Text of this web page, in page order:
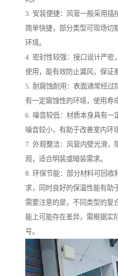
3. 安装便捷：风管一般采用插
简单快捷，部分类型可现场切
环境。
4. 密封性较强：接口设计严密
使用，能有效防止漏风，保证
5. 耐腐蚀耐用：表面通常经过
有一定腐蚀性的环境，使用寿
6. 噪音较低：材质本身具有一
噪音较小，有助于改善室内环
7. 外观整洁：风管内壁光滑，
观，适合明装或暗装需求。
8. 环保节能：部分材料可回收
求，同时良好的保温性能有助
需要注意的是，不同类型的复
能上可能存在差异，需根据实
号。